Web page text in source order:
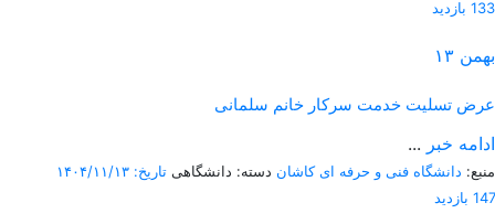
133 بازدید
۱۳ بهمن
عرض تسلیت خدمت سرکار خانم سلمانی
... ادامه خبر
منبع: دانشگاه فنی و حرفه ای کاشان دسته: دانشگاهی تاریخ: ۱۴۰۴/۱۱/۱۳
147 بازدید